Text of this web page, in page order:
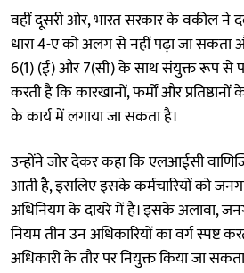
वहीं दूसरी ओर, भारत सरकार के वकील ने
धारा 4-ए को अलग से नहीं पढ़ा जा सकता
6(1) (ई) और 7(सी) के साथ संयुक्त रूप से
करती है कि कारखानों, फर्मों और
के कार्य में लगाया जा सकता है।
उन्होंने जोर देकर कहा कि एलआईसी
आती है, इसलिए इसके कर्मचारियों को
अधिनियम के दायरे में है। इसके अलावा,
नियम तीन उन अधिकारियों का वर्ग स्पष्ट
अधिकारी के तौर पर नियुक्त किया जा